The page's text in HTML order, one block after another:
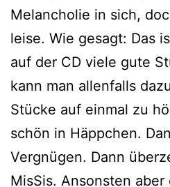
Melancholie in sich,
leise. Wie gesagt: Das
auf der CD viele gute
kann man allenfalls
Stücke auf einmal zu
schön in Häppchen.
Vergnügen. Dann
MisSis. Ansonsten